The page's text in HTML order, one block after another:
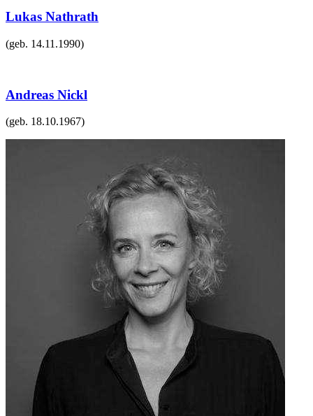
Lukas Nathrath
(geb. 14.11.1990)
Andreas Nickl
(geb. 18.10.1967)